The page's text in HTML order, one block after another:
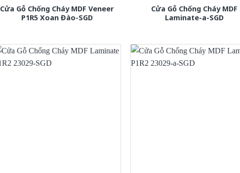
Cửa Gỗ Chống Cháy MDF Veneer
P1R5 Xoan Đào-SGD
Cửa Gỗ Chống Cháy MDF
Laminate-a-SGD